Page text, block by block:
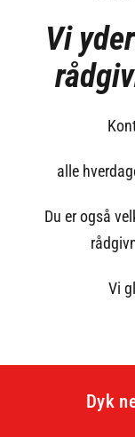
Vi
alle
Du er også
Vi
Dyk